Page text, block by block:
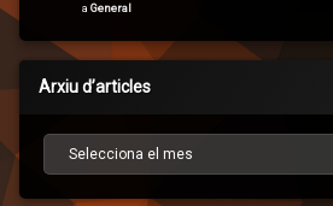
a General
Arxiu d’articles
Arxiu d’articles